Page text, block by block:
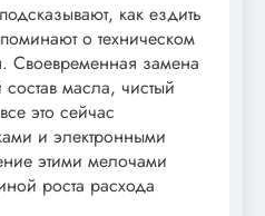
как ездить
о техническом
Своевременная замена
масла, чистый
это сейчас
и электронными
этими мелочами
роста расхода